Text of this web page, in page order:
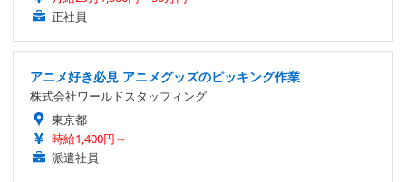
正社員
アニメ好き必見 アニメグッズのピッキング作業
株式会社ワールドスタッフィング
東京都
時給1,400円～
派遣社員